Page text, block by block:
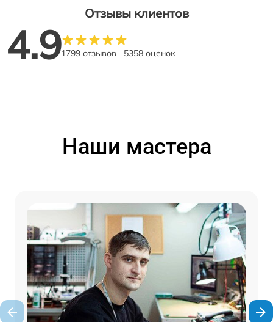
Отзывы клиентов
4.91799 отзывов 5358 оценок
Наши мастера